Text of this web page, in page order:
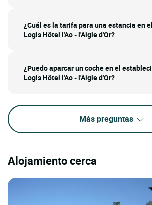
¿Cuál es la tarifa para una estancia en
Logis Hôtel l'Ao - l'Aigle d'Or?
¿Puedo aparcar un coche en el
Logis Hôtel l'Ao - l'Aigle d'Or?
Más preguntas
Alojamiento cerca